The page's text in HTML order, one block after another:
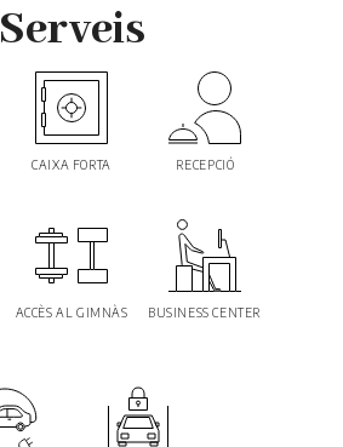
Serveis
CAIXA FORTA RECEPCIÓ
ACCÈS AL GIMNÀS BUSINESS CENTER